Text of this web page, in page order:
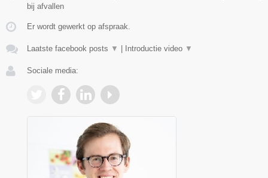
bij afvallen
Er wordt gewerkt op afspraak.
Laatste facebook posts ▼ | Introductie video ▼
Sociale media: